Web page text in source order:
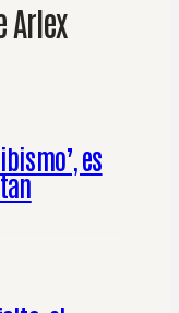
Arlex
es